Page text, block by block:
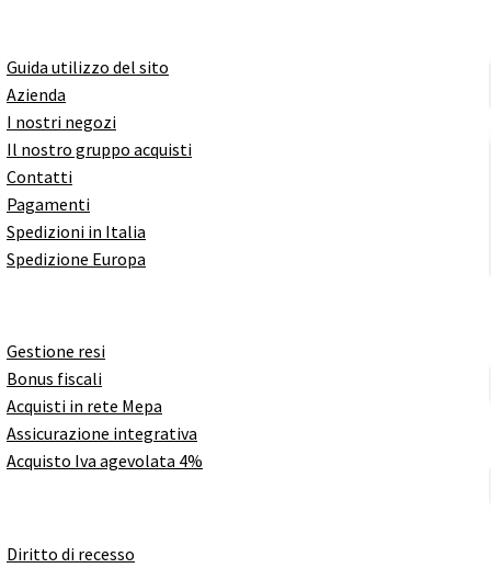
Guida utilizzo del sito
Azienda
I nostri negozi
Il nostro gruppo acquisti
Contatti
Pagamenti
Spedizioni in Italia
Spedizione Europa
Gestione resi
Bonus fiscali
Acquisti in rete Mepa
Assicurazione integrativa
Acquisto Iva agevolata 4%
Diritto di recesso